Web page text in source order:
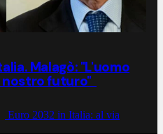
Malagò: "L'uomo
nostro futuro"
Euro 2032 in Italia: al via